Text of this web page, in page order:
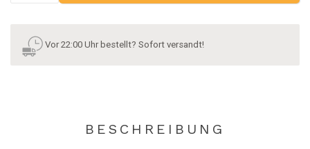
Vor 22:00 Uhr bestellt? Sofort versandt!
BESCHREIBUNG